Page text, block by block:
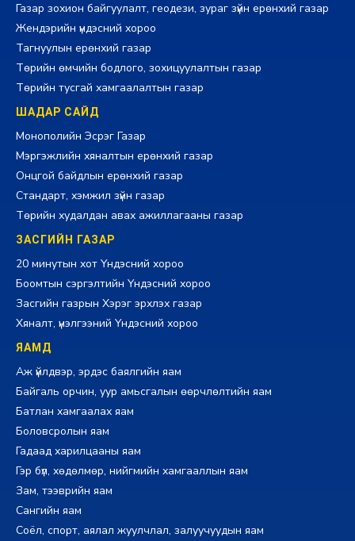
Газар зохион байгуулалт, геодези, зураг зүйн ерөнхий газар
Жендэрийн үндэсний хороо
Тагнуулын ерөнхий газар
Төрийн өмчийн бодлого, зохицуулалтын газар
Төрийн тусгай хамгаалалтын газар
ШАДАР САЙД
Монополийн Эсрэг Газар
Мэргэжлийн хяналтын ерөнхий газар
Онцгой байдлын ерөнхий газар
Стандарт, хэмжил зүйн газар
Төрийн худалдан авах ажиллагааны газар
ЗАСГИЙН ГАЗАР
20 минутын хот Үндэсний хороо
Боомтын сэргэлтийн Үндэсний хороо
Засгийн газрын Хэрэг эрхлэх газар
Хяналт, үнэлгээний Үндэсний хороо
ЯАМД
Аж үйлдвэр, эрдэс баялгийн яам
Байгаль орчин, уур амьсгалын өөрчлөлтийн яам
Батлан хамгаалах яам
Боловсролын яам
Гадаад харилцааны яам
Гэр бүл, хөдөлмөр, нийгмийн хамгааллын яам
Зам, тээврийн яам
Сангийн яам
Соёл, спорт, аялал жуулчлал, залуучуудын яам